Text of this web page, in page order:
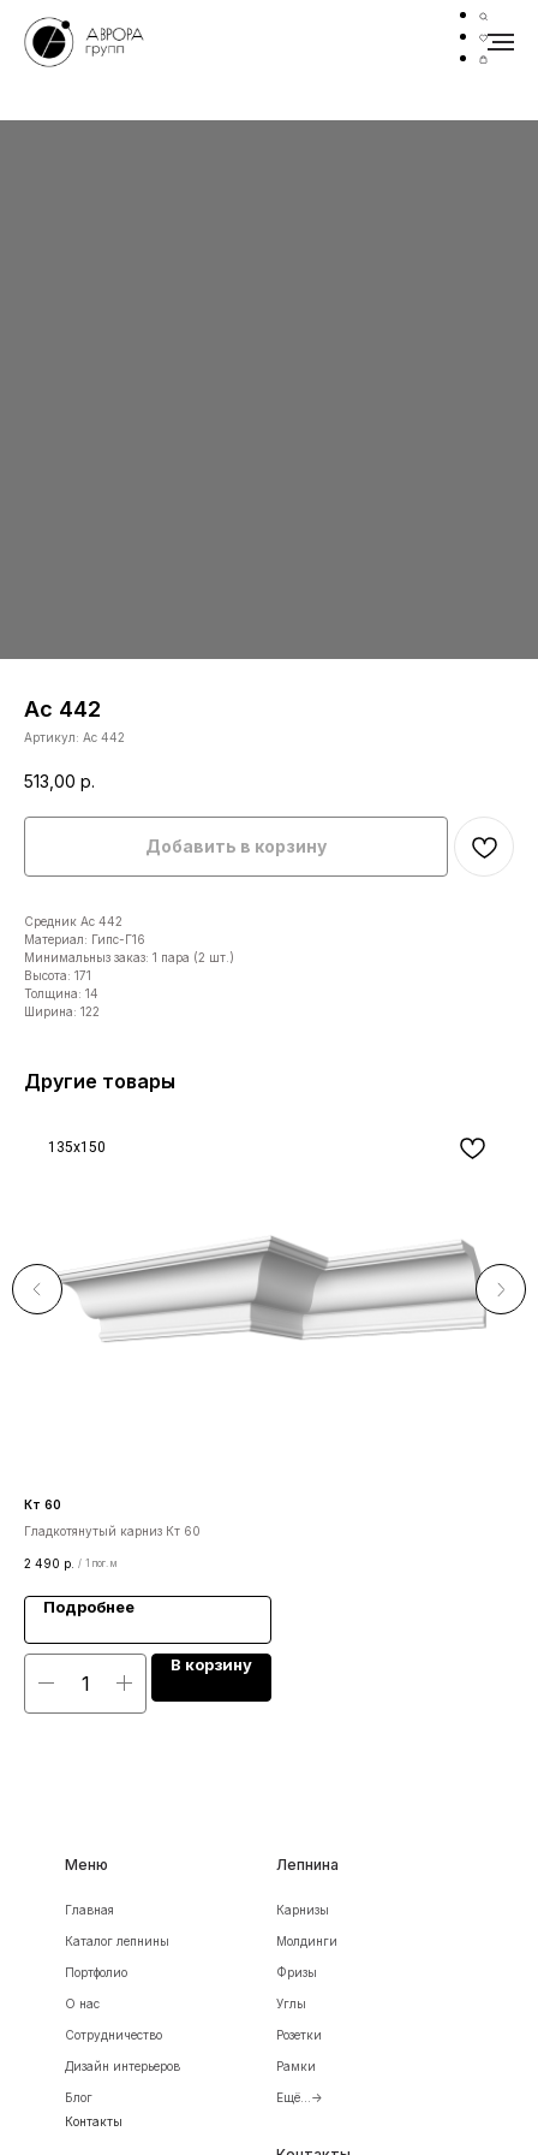
Ас 442
Артикул: Ас 442
513,00 р.
Добавить в корзину
Средник Ас 442
Материал: Гипс-Г16
Минимальныз заказ: 1 пара (2 шт.)
Высота: 171
Толщина: 14
Ширина: 122
Другие товары
135x150
Кт 60
Гладкотянутый карниз Кт 60
2 490 р. / 1 пог. м
Подробнее
В корзину
Меню
Главная
О нас
Каталог лепнины
Портфолио
Сотрудничество
Дизайн интерьеров
Блог
Контакты
Лепнина
Карнизы
Молдинги
Фризы
Углы
Розетки
Рамки
Ещё...->